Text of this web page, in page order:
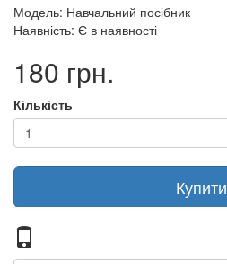
Модель: Навчальний посібник
Наявність: Є в наявності
180 грн.
Кількість
Купити